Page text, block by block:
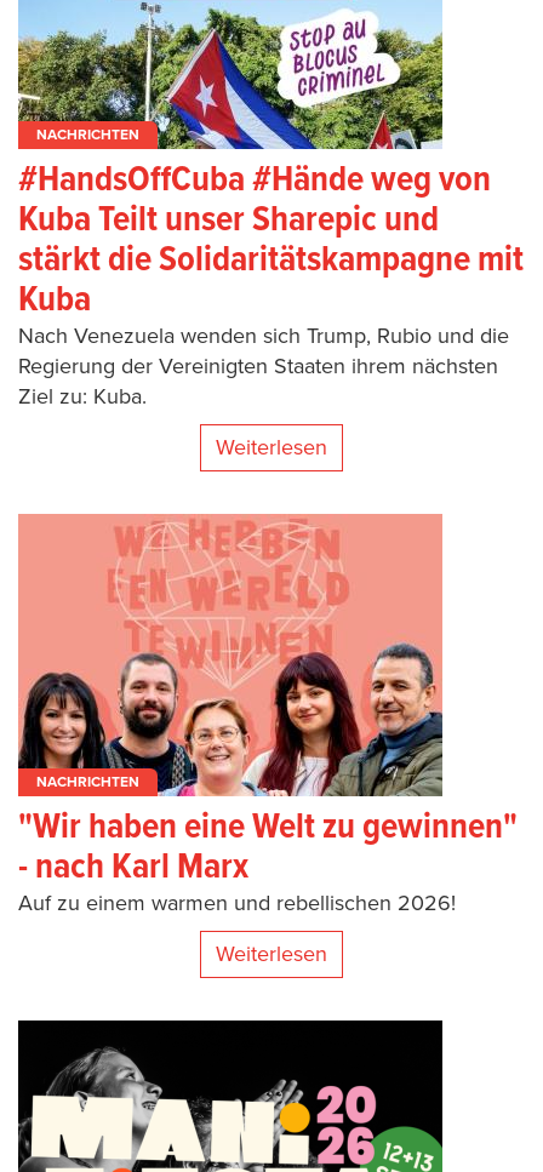
NACHRICHTEN
#HandsOffCuba #Hände weg von
Kuba Teilt unser Sharepic und
stärkt die Solidaritätskampagne mit
Kuba
Nach Venezuela wenden sich Trump, Rubio und die
Regierung der Vereinigten Staaten ihrem nächsten
Ziel zu: Kuba.
Weiterlesen
NACHRICHTEN
"Wir haben eine Welt zu gewinnen"
- nach Karl Marx
Auf zu einem warmen und rebellischen 2026!
Weiterlesen